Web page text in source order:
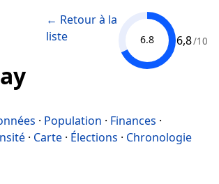
← Retour à la
liste
6.8 6,8/10
· Population · Finances ·
· Carte · Élections · Chronologie